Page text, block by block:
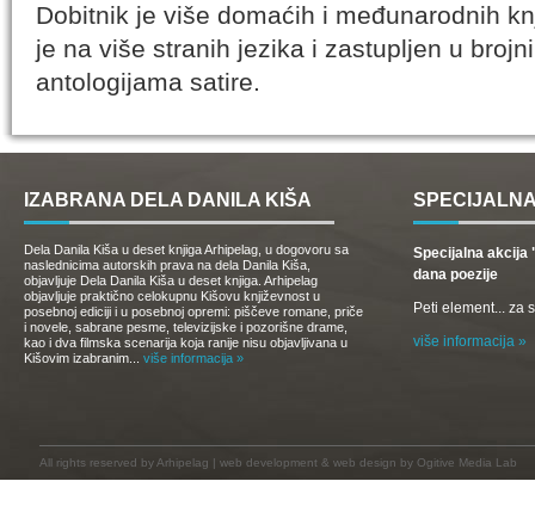
Dobitnik je više domaćih i međunarodnih
je na više stranih jezika i zastupljen u
antologijama satire.
IZABRANA DELA DANILA KIŠA
Dela Danila Kiša u deset knjiga Arhipelag, u dogovoru sa
naslednicima autorskih prava na dela Danila Kiša,
objavljuje Dela Danila Kiša u deset knjiga. Arhipelag
objavljuje praktično celokupnu Kišovu književnost u
posebnoj ediciji i u posebnoj opremi: piščeve romane, priče
i novele, sabrane pesme, televizijske i pozorišne drame,
kao i dva filmska scenarija koja ranije nisu objavljivana u
Kišovim izabranim... više informacija »
Specijalna akcija
dana poezije
Peti element... za
više informacija »
All rights reserved by Arhipelag | web development & web design by Ogitive Media Lab